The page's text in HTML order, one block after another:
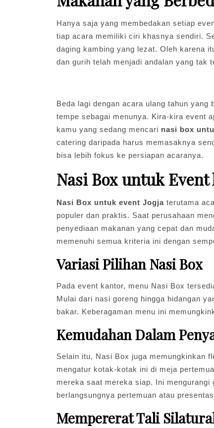
Hanya saja yang membedakan setiap
tiap acara memiliki ciri khasnya sendiri.
daging kambing yang lezat. Oleh karena
dan gurih telah menjadi andalan yang tak
Beda lagi dengan acara ulang tahun
tempe sebagai menunya. Kira-kira event
kamu yang sedang mencari nasi box
catering daripada harus memasaknya
bisa lebih fokus ke persiapan acaranya.
Nasi Box untuk
Nasi Box untuk event Jogja terutama
populer dan praktis. Saat perusahaan
penyediaan makanan yang cepat dan
memenuhi semua kriteria ini dengan
Variasi Pilihan Nasi Box
Pada event kantor, menu Nasi Box
Mulai dari nasi goreng hingga hidangan
bakar. Keberagaman menu ini
Kemudahan Dalam
Selain itu, Nasi Box juga memungkinkan
mengatur kotak-kotak ini di meja
mereka saat mereka siap. Ini mengurangi
berlangsungnya pertemuan atau
Mempererat Tali